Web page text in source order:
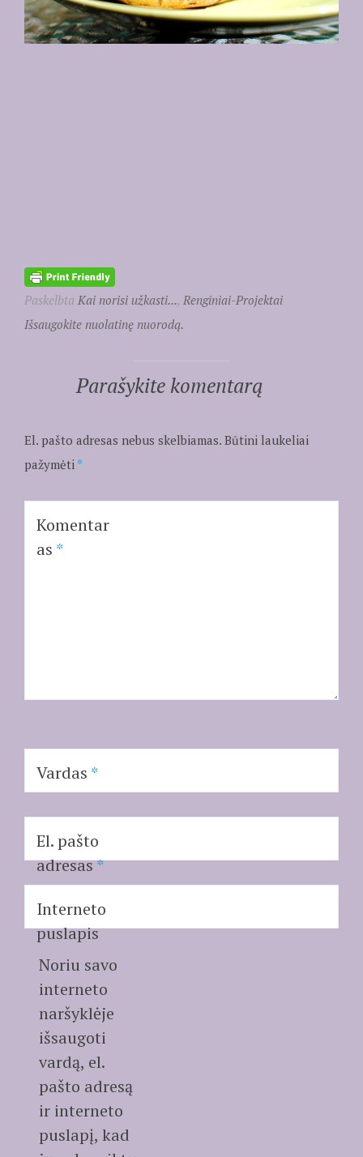
Paskelbta Kai norisi užkasti..., Renginiai-Projektai
Išsaugokite nuolatinę nuorodą.
Parašykite komentarą
El. pašto adresas nebus skelbiamas. Būtini laukeliai
pažymėti *
Komentar
as *
Vardas *
El. pašto
adresas*
Interneto
puslapis
Noriu savo
interneto
naršyklėje
išsaugoti
vardą, el.
pašto adresą
ir interneto
puslapį, kad